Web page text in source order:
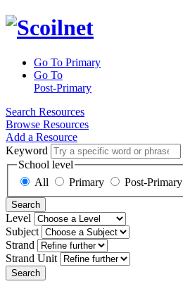
Go To Primary
Go To
Post-Primary
Search Resources
Browse Resources
Add a Resource
Keyword
School level
All
Primary Post-Primary
Search
Level
Subject
Strand
Strand Unit
Search